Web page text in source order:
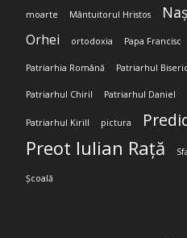
moarte Mântuitorul Hristos
Orhei ortodoxia Papa Francisc
Patriarhia Română Patriarhul
Patriarhul Chiril Patriarhul Daniel
Patriarhul Kirill pictura
Preot Iulian Rață
Școală